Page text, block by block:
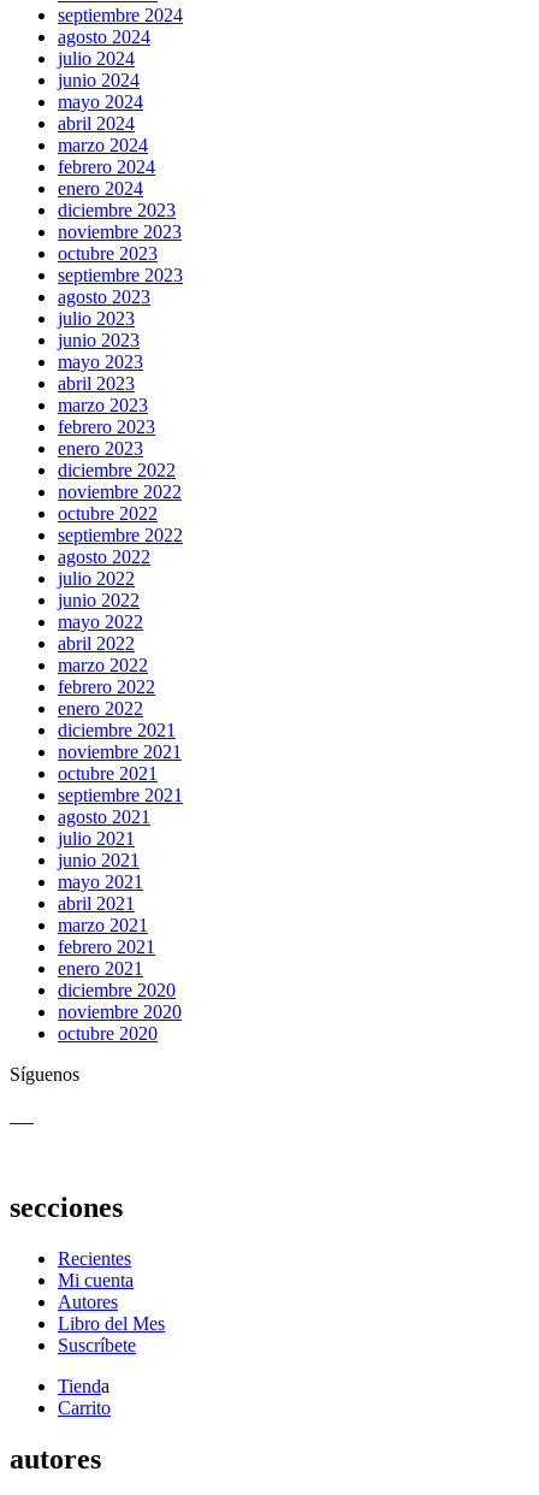
septiembre 2024
agosto 2024
julio 2024
junio 2024
mayo 2024
abril 2024
marzo 2024
febrero 2024
enero 2024
diciembre 2023
noviembre 2023
octubre 2023
septiembre 2023
agosto 2023
julio 2023
junio 2023
mayo 2023
abril 2023
marzo 2023
febrero 2023
enero 2023
diciembre 2022
noviembre 2022
octubre 2022
septiembre 2022
agosto 2022
julio 2022
junio 2022
mayo 2022
abril 2022
marzo 2022
febrero 2022
enero 2022
diciembre 2021
noviembre 2021
octubre 2021
septiembre 2021
agosto 2021
julio 2021
junio 2021
mayo 2021
abril 2021
marzo 2021
febrero 2021
enero 2021
diciembre 2020
noviembre 2020
octubre 2020
Síguenos
secciones
Recientes
Mi cuenta
Autores
Libro del Mes
Suscríbete
Tienda
Carrito
autores